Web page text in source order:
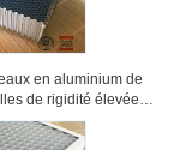
en aluminium de
de rigidité élevée,
lambrisse 25
d'épaisseur